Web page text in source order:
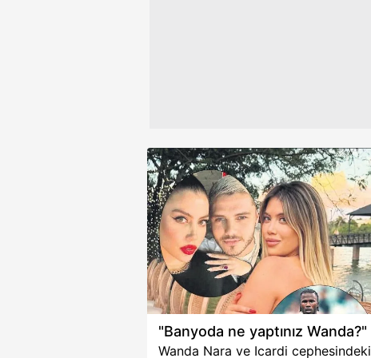
"Banyoda ne yaptınız Wanda?"
Wanda Nara ve Icardi cephesindeki